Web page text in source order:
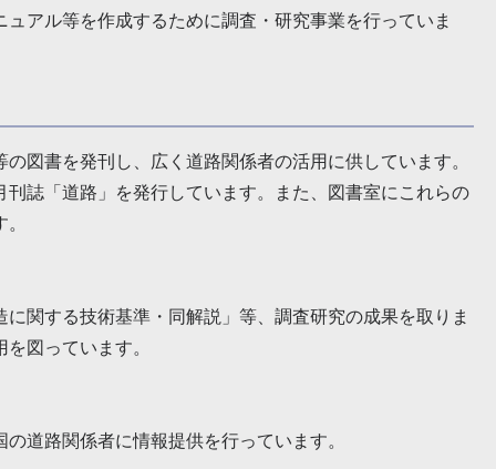
アル等を作成するために調査・研究事業を行っていま
図書を発刊し、広く道路関係者の活用に供しています。
誌「道路」を発行しています。また、図書室にこれらの
関する技術基準・同解説」等、調査研究の成果を取りま
図っています。
道路関係者に情報提供を行っています。